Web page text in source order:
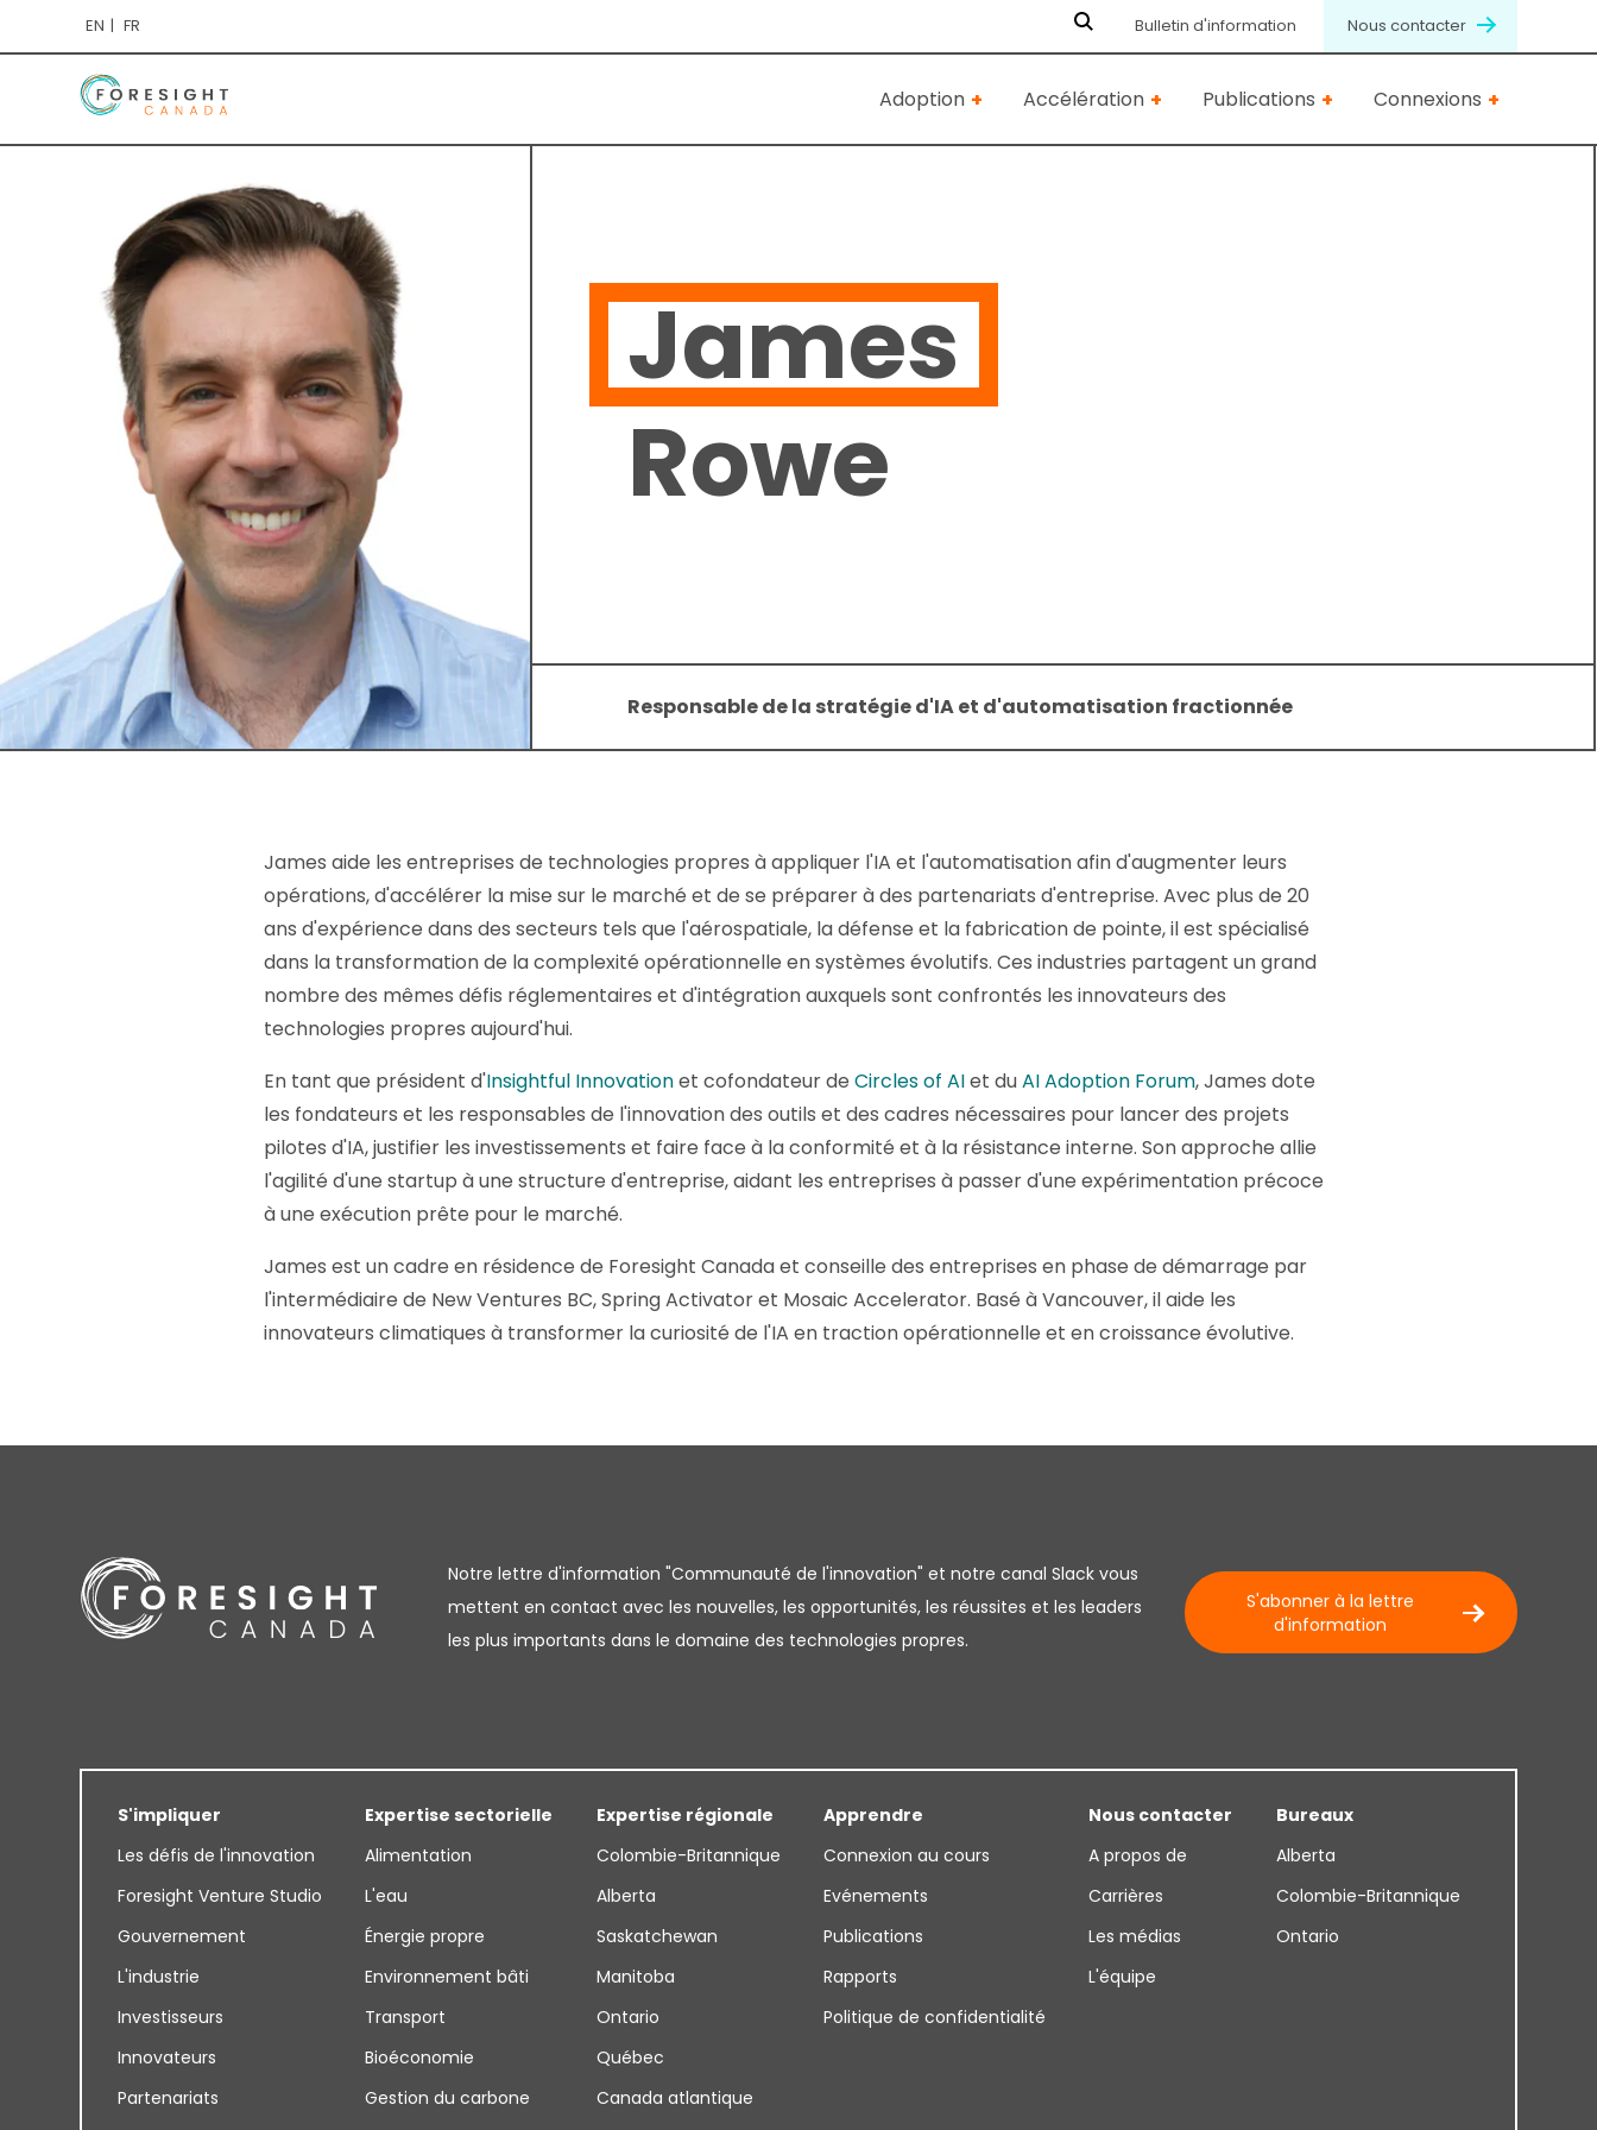
EN FR Bulletin d'information Nous contacter
Adoption Accélération Publications Connexions
James
Rowe
Responsable de la stratégie d'IA et d'automatisation fractionnée
James aide les entreprises de technologies propres à appliquer l'IA et l'automatisation afin d'augmenter leurs
opérations, d'accélérer la mise sur le marché et de se préparer à des partenariats d'entreprise. Avec plus de 20
ans d'expérience dans des secteurs tels que l'aérospatiale, la défense et la fabrication de pointe, il est spécialisé
dans la transformation de la complexité opérationnelle en systèmes évolutifs. Ces industries partagent un grand
nombre des mêmes défis réglementaires et d'intégration auxquels sont confrontés les innovateurs des
technologies propres aujourd'hui.
En tant que président d'Insightful Innovationet cofondateur de Circles of AIet duAI Adoption Forum, James dote
les fondateurs et les responsables de l'innovation des outils et des cadres nécessaires pour lancer des projets
pilotes d'IA, justifier les investissements et faire face à la conformité et à la résistance interne. Son approche allie
l'agilité d'une startup à une structure d'entreprise, aidant les entreprises à passer d'une expérimentation précoce
à une exécution prête pour le marché.
James est un cadre en résidence de Foresight Canada et conseille des entreprises en phase de démarrage par
l'intermédiaire de New Ventures BC, Spring Activator et Mosaic Accelerator. Basé à Vancouver, il aide les
innovateurs climatiques à transformer la curiosité de l'IA en traction opérationnelle et en croissance évolutive.
Notre lettre d'information "Communauté de l'innovation" et notre canal Slack vous
mettent en contact avec les nouvelles, les opportunités, les réussites et les leaders
les plus importants dans le domaine des technologies propres.
S'abonner à la lettre
d'information
S'impliquer
Les défis de l'innovation
Foresight Venture Studio
Gouvernement
L'industrie
Investisseurs
Innovateurs
Partenariats
Expertise sectorielle
Alimentation
L'eau
Énergie propre
Environnement bâti
Transport
Bioéconomie
Gestion du carbone
Expertise régionale
Colombie-Britannique
Alberta
Saskatchewan
Manitoba
Ontario
Québec
Canada atlantique
Apprendre
Connexion au cours
Evénements
Publications
Rapports
Politique de confidentialité
Nous contacter
A propos de
Carrières
Les médias
L'équipe
Bureaux
Alberta
Colombie-Britannique
Ontario